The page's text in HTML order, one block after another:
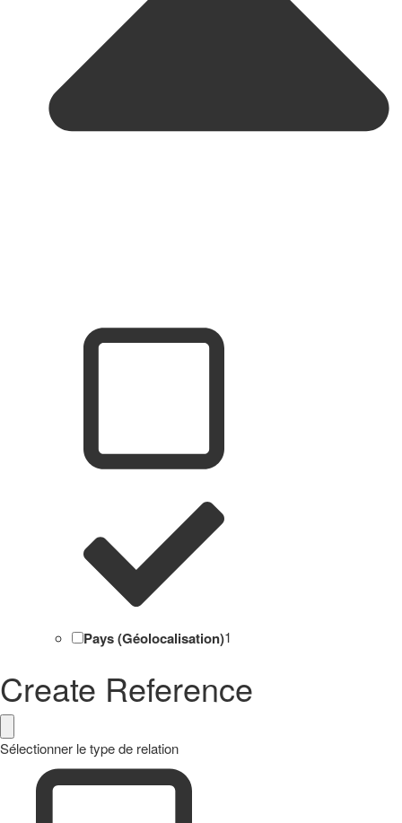
Pays (Géolocalisation)1
Create Reference
Sélectionner le type de relation